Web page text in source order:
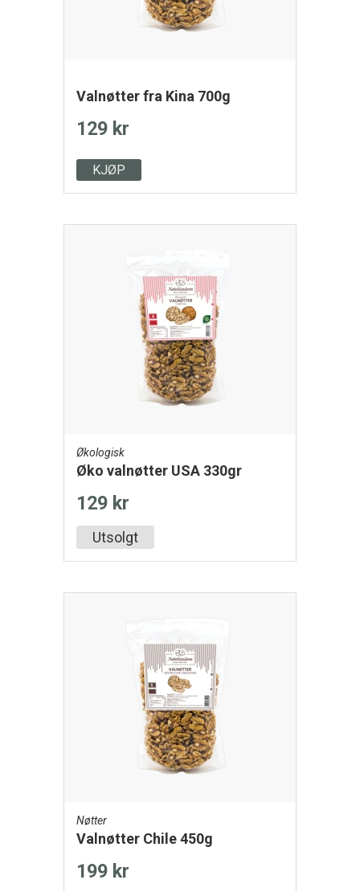
Valnøtter fra Kina 700g
129 kr
KJØP
Økologisk
Øko valnøtter USA 330gr
129 kr
Utsolgt
Nøtter
Valnøtter Chile 450g
199 kr